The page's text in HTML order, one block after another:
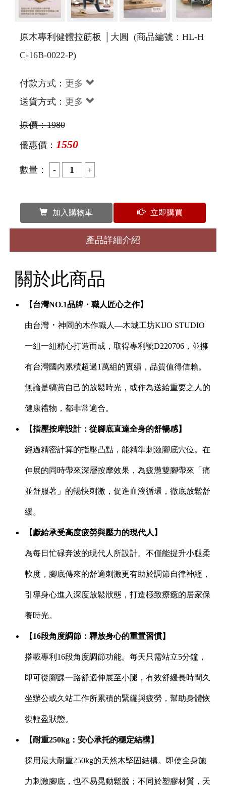
原木專利健體拉筋板 │大圓 (商品編號：HL-H
C-16B-0022-P)
付款方式： 更多
送貨方式： 更多
原價：1980
優惠價： 1550
數量：
加入購物車 立即購買
產品詳細介紹
關於此商品
【台灣NO.1品牌・職人匠心之作】
由台灣・ 神岡的木作職人—木城工坊KIJO STUDIO
一組一組精心打造而成，取得專利號D220706，並擁
有台灣國內累積超過1萬組的實績，品質值得信賴。
無論是犒賞自己的放鬆時光，或作為送給重要之人的
健康禮物，都非常適合。
【指壓按摩設計：從腳底直達全身的舒暢感】
經過精密計算的指壓凸點，能精準刺激腳底穴位。在
伸展的同時帶來深層按摩效果，為疲憊雙腳帶來「痛
並舒服著」的暢快刺激，促進血液循環，徹底放鬆舒
緩。
【獻給承受高度疲勞與壓力的現代人】
為每日忙碌奔波的現代人所設計。不僅能提升小腿柔
軟度，腳底傳來的舒適刺激更有助於調節自律神經，
引導身心進入深度放鬆狀態，打造極致療癒的居家保
養時光。
【16段角度調節：釋放身心的重置習慣】
搭載專利16段角度調節功能。每天只需站立5分鐘，
即可從腳踝一路舒適伸展至小腿，有效舒緩長時間久
坐辦公或久站工作所累積的緊繃與疲勞，幫助身體恢
復輕盈狀態。
【耐重250kg：安心承托的穩定結構】
採用最大耐重250kg的天然木堅固結構。即使全身施
力刺激腳底，也不易晃動鬆脫；不同於塑膠材質，天